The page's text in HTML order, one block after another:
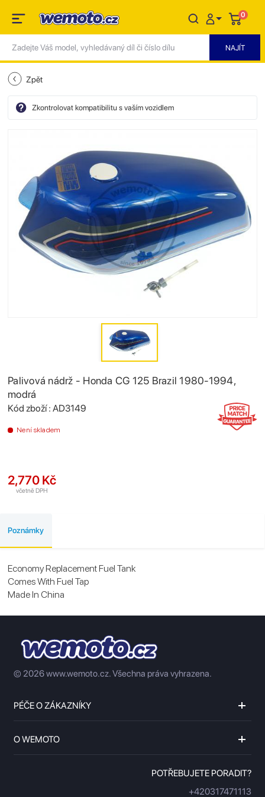
0
Zpět
Zkontrolovat kompatibilitu s vaším vozidlem
Palivová nádrž - Honda CG 125 Brazil 1980-1994,
modrá
Kód zboží : AD3149
Není skladem
2,770 Kč
včetně DPH
Poznámky
Economy Replacement Fuel Tank
Comes With Fuel Tap
Made In China
© 2026 www.wemoto.cz.Všechna práva vyhrazena.
PÉČE O ZÁKAZNÍKY
O WEMOTO
POTŘEBUJETE PORADIT?
+420317471113